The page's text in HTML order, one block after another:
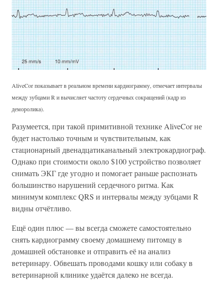
AliveCor показывает в реальном времени кардиограмму, отмечает интервалы
между зубцами R и вычисляет частоту сердечных сокращений (кадр из
деморолика).
Разумеется, при такой примитивной технике AliveCor не
будет настолько точным и чувствительным, как
стационарный двенадцатиканальный электрокардиограф.
Однако при стоимости около $100 устройство позволяет
снимать ЭКГ где угодно и помогает раньше распознать
большинство нарушений сердечного ритма. Как
минимум комплекс QRS и интервалы между зубцами R
видны отчётливо.
Ещё один плюс — вы всегда сможете самостоятельно
снять кардиограмму своему домашнему питомцу в
домашней обстановке и отправить её на анализ
ветеринару. Обвешать проводами кошку или собаку в
ветеринарной клинике удаётся далеко не всегда.